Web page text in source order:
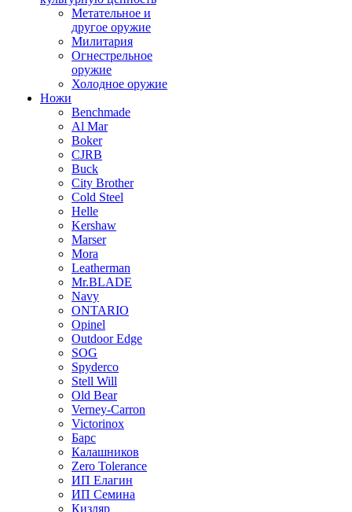
Метательное и
другое оружие
Милитария
Огнестрельное
оружие
Холодное оружие
Ножи
Benchmade
Al Mar
Boker
CJRB
Buck
City Brother
Cold Steel
Helle
Kershaw
Marser
Mora
Leatherman
Mr.BLADE
Navy
ONTARIO
Opinel
Outdoor Edge
SOG
Spyderco
Stell Will
Old Bear
Verney-Carron
Victorinox
Барс
Калашников
Zero Tolerance
ИП Елагин
ИП Семина
Кизляр